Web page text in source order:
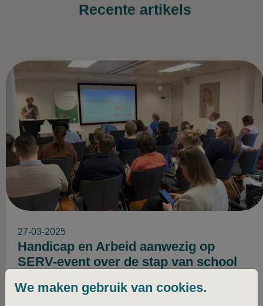
Recente artikels
27-03-2025
Handicap en Arbeid aanwezig op
SERV-event over de stap van school
We maken gebruik van cookies.